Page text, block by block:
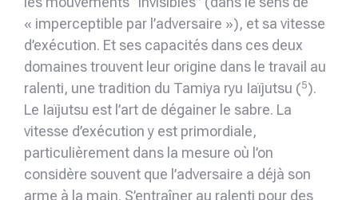
« imperceptible par l’adversaire »), et sa vitesse
d’exécution. Et ses capacités dans ces deux
domaines trouvent leur origine dans le travail au
ralenti, une tradition du Tamiya ryu Iaïjutsu (5).
Le Iaïjutsu est l’art de dégainer le sabre. La
vitesse d’exécution y est primordiale,
particulièrement dans la mesure où l’on
considère souvent que l’adversaire a déjà son
arme à la main. S’entraîner au ralenti pour des